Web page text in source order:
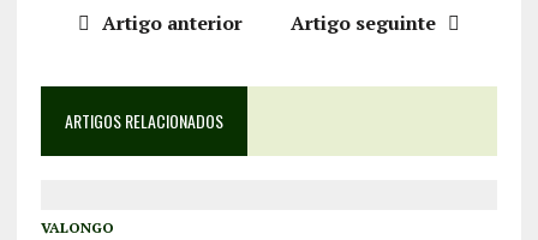
Artigo anterior Artigo seguinte
ARTIGOS RELACIONADOS
VALONGO